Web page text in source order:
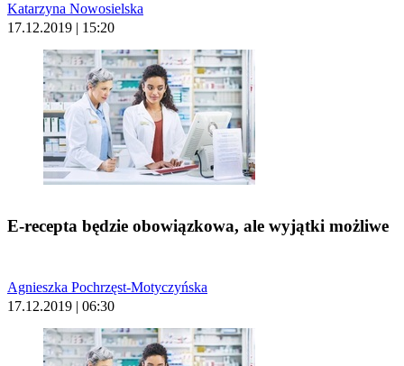
Katarzyna Nowosielska
17.12.2019 | 15:20
E-recepta będzie obowiązkowa, ale wyjątki możliwe
Agnieszka Pochrzęst-Motyczyńska
17.12.2019 | 06:30